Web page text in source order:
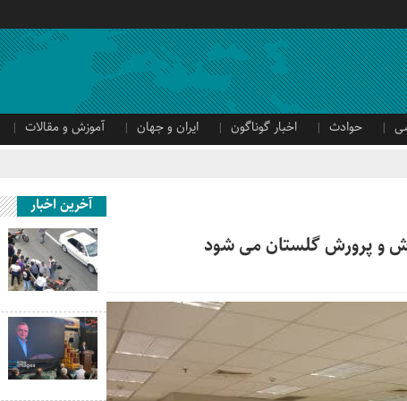
حوادث اخبار گوناگون ایران و جهان آموزش و مقالات
آخرین اخبار